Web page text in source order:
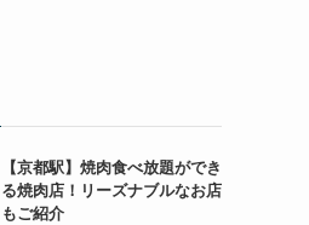
【京都駅】焼肉食べ放題ができ
る焼肉店！リーズナブルなお店
もご紹介